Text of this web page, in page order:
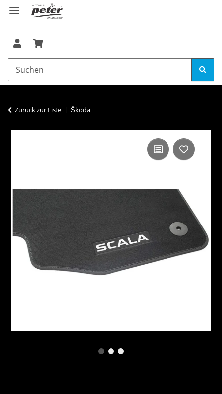
Zurück zur Liste Škoda